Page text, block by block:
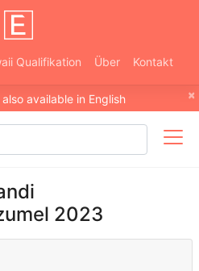
Qualifikation Über Kontakt
×
available in English
2023